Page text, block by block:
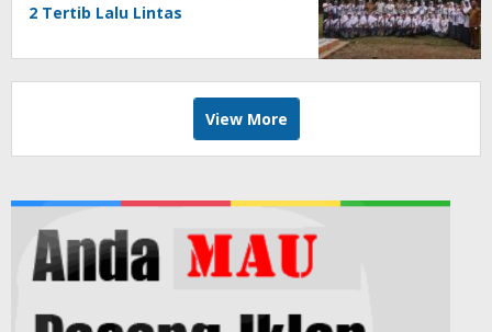
2 Tertib Lalu Lintas
View More